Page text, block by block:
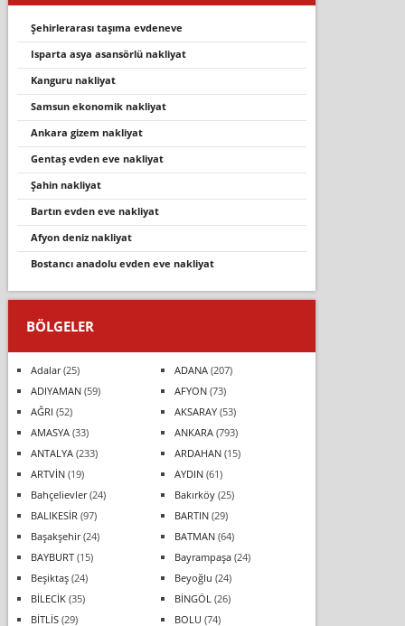
şehirlerarası taşıma evdeneve
isparta asya asansörlü nakliyat
kanguru nakliyat
samsun ekonomik nakliyat
ankara gizem nakliyat
gentaş evden eve nakliyat
şahin nakliyat
bartın evden eve nakliyat
afyon deniz nakliyat
bostancı anadolu evden eve nakliyat
BÖLGELER
Adalar(25) ADANA(207)
ADIYAMAN(59) AFYON(73)
AĞRI (52) AKSARAY(53)
AMASYA(33) ANKARA(793)
ANTALYA(233) ARDAHAN(15)
ARTVİN(19) AYDIN(61)
Bahçelievler(24) Bakırköy(25)
BALIKESİR (97) BARTIN(29)
Başakşehir(24) BATMAN(64)
BAYBURT(15) Bayrampaşa(24)
Beşiktaş(24) Beyoğlu (24)
BİLECİK(35) BİNGÖL (26)
BİTLİS(29) BOLU (74)